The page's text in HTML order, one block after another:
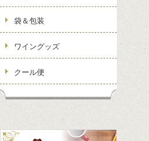
袋＆包装
ワイングッズ
クール便